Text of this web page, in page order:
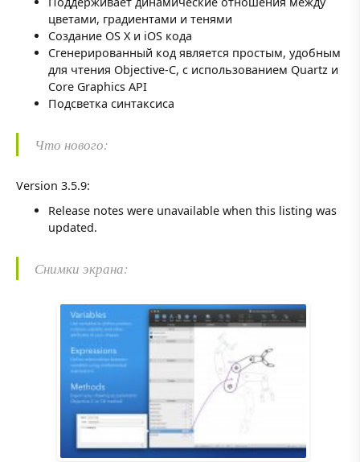
цветами, градиентами и тенями
Создание OS X и iOS кода
Сгенерированный код является простым, удобным
для чтения Objective-C, с использованием Quartz и
Core Graphics API
Подсветка синтаксиса
Что нового:
Version 3.5.9:
Release notes were unavailable when this listing was
updated.
Снимки экрана: